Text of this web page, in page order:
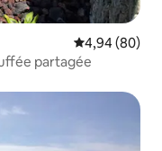
Évaluation
4,94 (80)
partagée